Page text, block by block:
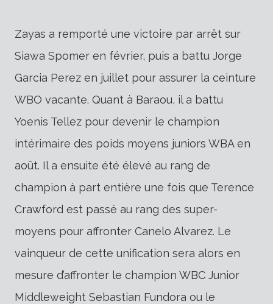
Zayas a remporté une victoire par arrêt sur
Siawa Spomer en février, puis a battu Jorge
Garcia Perez en juillet pour assurer la ceinture
WBO vacante. Quant à Baraou, il a battu
Yoenis Tellez pour devenir le champion
intérimaire des poids moyens juniors WBA en
août. Il a ensuite été élevé au rang de
champion à part entière une fois que Terence
Crawford est passé au rang des super-
moyens pour affronter Canelo Alvarez. Le
vainqueur de cette unification sera alors en
mesure d’affronter le champion WBC Junior
Middleweight Sebastian Fundora ou le